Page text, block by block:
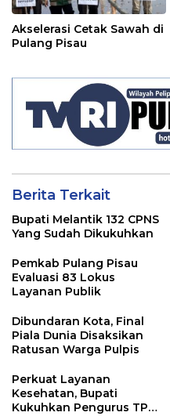
Akselerasi Cetak Sawah di
Pulang Pisau
Berita Terkait
Bupati Melantik 132 CPNS
Yang Sudah Dikukuhkan
Pemkab Pulang Pisau
Evaluasi 83 Lokus
Layanan Publik
Dibundaran Kota, Final
Piala Dunia Disaksikan
Ratusan Warga Pulpis
Perkuat Layanan
Kesehatan, Bupati
Kukuhkan Pengurus TP